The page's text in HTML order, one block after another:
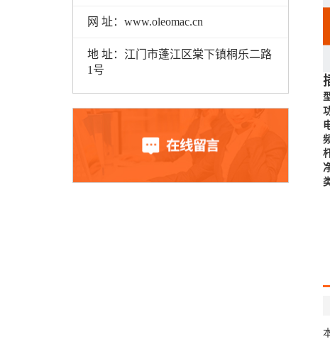
网 址：www.oleomac.cn
地 址：江门市蓬江区棠下镇桐乐二路
1号